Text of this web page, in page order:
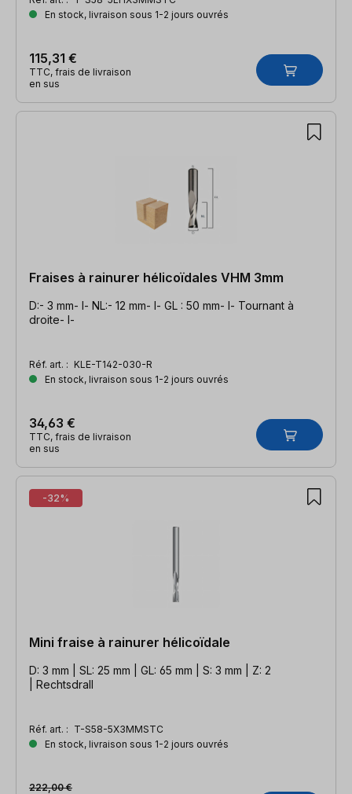
En stock, livraison sous 1-2 jours ouvrés
115,31 €
TTC, frais de livraison
en sus
Fraises à rainurer hélicoïdales VHM 3mm
D:- 3 mm- l- NL:- 12 mm- l- GL : 50 mm- l- Tournant à
droite- l-
Réf. art. : KLE-T142-030-R
En stock, livraison sous 1-2 jours ouvrés
34,63 €
TTC, frais de livraison
en sus
-32%
Mini fraise à rainurer hélicoïdale
D: 3 mm | SL: 25 mm | GL: 65 mm | S: 3 mm | Z: 2
| Rechtsdrall
Réf. art. : T-S58-5X3MMSTC
En stock, livraison sous 1-2 jours ouvrés
222,00 €